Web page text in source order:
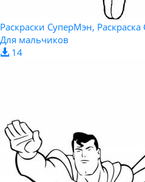
Раскраски СуперМэн,
Для мальчиков
14